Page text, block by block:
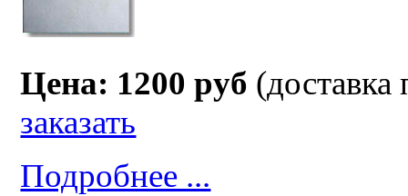
Цена: 1200 руб
заказать
Подробнее ...